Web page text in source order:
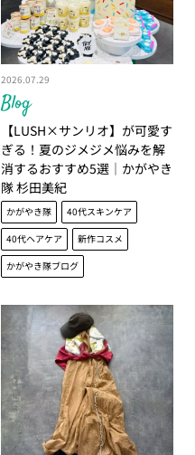
Blog
2026.07.29
【LUSH×サンリオ】が可愛す
ぎる！夏のジメジメ悩みを解
消するおすすめ5選│かがやき
隊 杉田美紀
かがやき隊
40代スキンケア
40代ヘアケア
新作コスメ
かがやき隊ブログ